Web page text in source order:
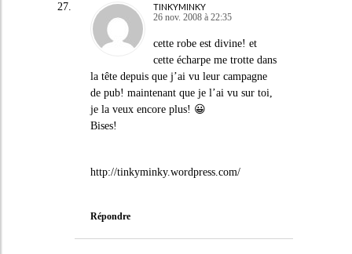
TINKYMINKY
26 nov. 2008 à 22:35
cette robe est divine! et
cette écharpe me trotte dans
la tête depuis que j’ai vu leur campagne
de pub! maintenant que je l’ai vu sur toi,
je la veux encore plus! 😀
Bises!
http://tinkyminky.wordpress.com/
Répondre